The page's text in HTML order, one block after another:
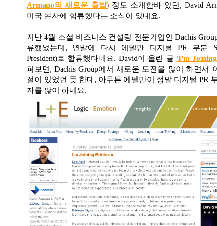
Armano의 새로운 출발) 정도 소개한바 있던, David
미국 본사에 합류했다는 소식이 있네요.
지난 4월 소셜 비즈니스 컨설팅 전문기업인 Dachis
류했었는데 , 연말에 다시 에델만 디지털 PR 부분
President)로 합류했다네요. David이 올린 글 'I'm
펴보면, Dachis Group에서 새로운 도전을 많이 하면서
절이 있었던 듯 한데 , 아무튼 에델만이 정말 디지털 PR
자를 많이 하네요.